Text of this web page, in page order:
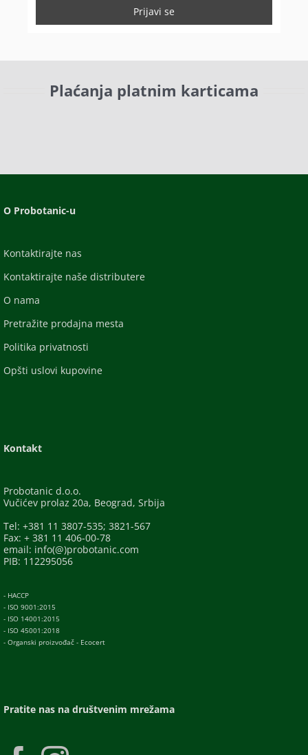
Plaćanja platnim karticama
O Probotanic-u
Kontaktirajte nas
Kontaktirajte naše distributere
O nama
Pretražite prodajna mesta
Politika privatnosti
Opšti uslovi kupovine
Kontakt
Probotanic d.o.o.
Vučićev prolaz 20a, Beograd, Srbija
Tel: +381 11 3807-535; 3821-567
Fax: + 381 11 406-00-78
email: info(@)probotanic.com
PIB: 112295056
- HACCP
- ISO 9001:2015
- ISO 14001:2015
- ISO 45001:2018
- Organski proizvođač - Ecocert
Pratite nas na društvenim mrežama